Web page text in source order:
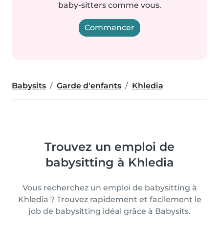
baby-sitters comme vous.
Commencer
Babysits Garde d'enfants Khledia
Trouvez un emploi de
babysitting à Khledia
Vous recherchez un emploi de babysitting à
Khledia ? Trouvez rapidement et facilement le
job de babysitting idéal grâce à Babysits.